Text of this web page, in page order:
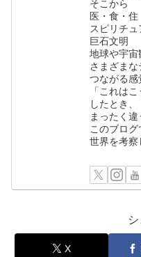
そこから
医・食・住
スピリチュ
巨石文明
地球や宇宙
さまざま
つながる感
「これは
したとき、
まったく違
このブロ
世界を考察
X